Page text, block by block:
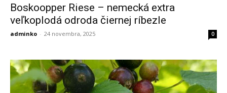
Boskoopper Riese – nemecká extra
veľkoplodá odroda čiernej ríbezle
adminko - 24 novembra, 2025 0